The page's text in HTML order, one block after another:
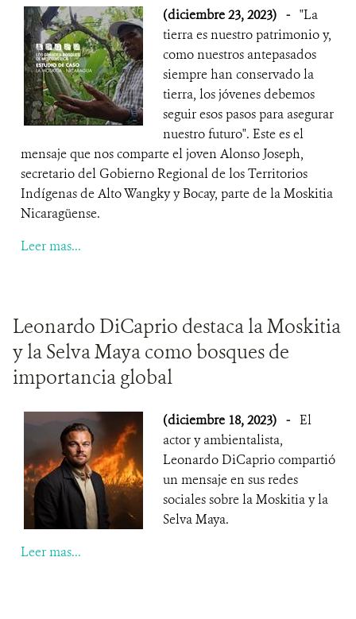
(diciembre 23, 2023) - "La
tierra es nuestro patrimonio y,
como nuestros antepasados
siempre han conservado la
tierra, los jóvenes debemos
seguir esos pasos para asegurar
nuestro futuro". Este es el
mensaje que nos comparte el joven Alonso Joseph,
secretario del Gobierno Regional de los Territorios
Indígenas de Alto Wangky y Bocay, parte de la Moskitia
Nicaragüense.
Leer mas...
Leonardo DiCaprio destaca la Moskitia
y la Selva Maya como bosques de
importancia global
(diciembre 18, 2023) - El
actor y ambientalista,
Leonardo DiCaprio compartió
un mensaje en sus redes
sociales sobre la Moskitia y la
Selva Maya.
Leer mas...